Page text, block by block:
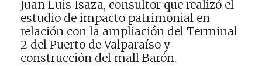
Juan Luis Isaza, consultor que realizó el
estudio de impacto patrimonial en
relación con la ampliación del Terminal
2 del Puerto de Valparaíso y
construcción del mall Barón.